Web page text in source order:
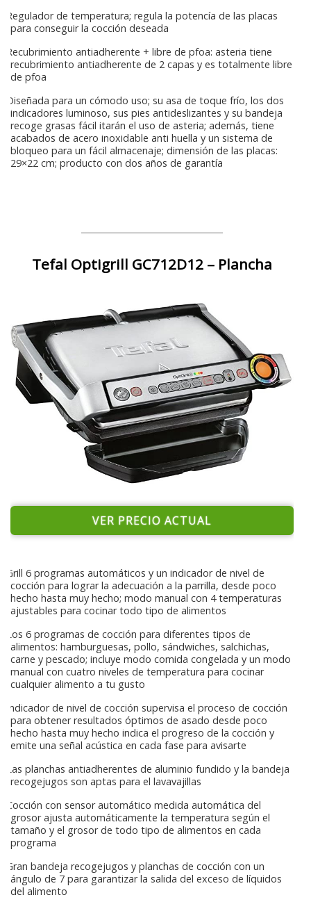
Regulador de temperatura; regula la potencía de las placas
para conseguir la cocción deseada
Recubrimiento antiadherente + libre de pfoa: asteria tiene
recubrimiento antiadherente de 2 capas y es totalmente libre
de pfoa
Diseñada para un cómodo uso; su asa de toque frío, los dos
indicadores luminoso, sus pies antideslizantes y su bandeja
recoge grasas fácil itarán el uso de asteria; además, tiene
acabados de acero inoxidable anti huella y un sistema de
bloqueo para un fácil almacenaje; dimensión de las placas:
29×22 cm; producto con dos años de garantía
Tefal Optigrill GC712D12 – Plancha
VER PRECIO ACTUAL
Grill 6 programas automáticos y un indicador de nivel de
cocción para lograr la adecuación a la parrilla, desde poco
hecho hasta muy hecho; modo manual con 4 temperaturas
ajustables para cocinar todo tipo de alimentos
Los 6 programas de cocción para diferentes tipos de
alimentos: hamburguesas, pollo, sándwiches, salchichas,
carne y pescado; incluye modo comida congelada y un modo
manual con cuatro niveles de temperatura para cocinar
cualquier alimento a tu gusto
Indicador de nivel de cocción supervisa el proceso de cocción
para obtener resultados óptimos de asado desde poco
hecho hasta muy hecho indica el progreso de la cocción y
emite una señal acústica en cada fase para avisarte
Las planchas antiadherentes de aluminio fundido y la bandeja
recogejugos son aptas para el lavavajillas
Cocción con sensor automático medida automática del
grosor ajusta automáticamente la temperatura según el
tamaño y el grosor de todo tipo de alimentos en cada
programa
Gran bandeja recogejugos y planchas de cocción con un
ángulo de 7 para garantizar la salida del exceso de líquidos
del alimento